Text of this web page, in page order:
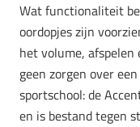
Wat functionaliteit
oordopjes zijn
het volume, afspelen
geen zorgen over
sportschool: de
en is bestand tegen